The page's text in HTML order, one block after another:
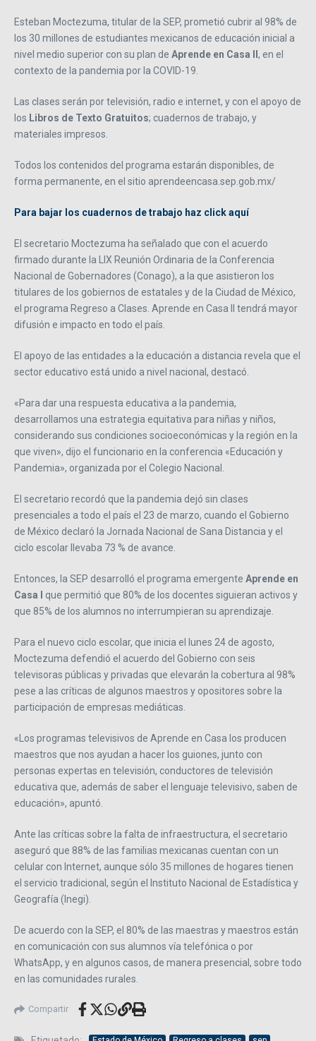
Esteban Moctezuma, titular de la SEP, prometió cubrir al 98% de
los 30 millones de estudiantes mexicanos de educación inicial a
nivel medio superior con su plan de Aprende en Casa II , en el
contexto de la pandemia por la COVID-19.
Las clases serán por televisión, radio e internet, y con el apoyo de
los Libros de Texto Gratuitos; cuadernos de trabajo, y
materiales impresos.
Todos los contenidos del programa estarán disponibles, de
forma permanente, en el sitio aprendeencasa.sep.gob.mx/
Para bajar los cuadernos de trabajo haz click aquí
El secretario Moctezuma ha señalado que con el acuerdo
firmado durante la LIX Reunión Ordinaria de la Conferencia
Nacional de Gobernadores (Conago), a la que asistieron los
titulares de los gobiernos de estatales y de la Ciudad de México,
el programa Regreso a Clases. Aprende en Casa II tendrá mayor
difusión e impacto en todo el país.
El apoyo de las entidades a la educación a distancia revela que el
sector educativo está unido a nivel nacional, destacó.
«Para dar una respuesta educativa a la pandemia,
desarrollamos una estrategia equitativa para niñas y niños,
considerando sus condiciones socioeconómicas y la región en la
que viven», dijo el funcionario en la conferencia «Educación y
Pandemia», organizada por el Colegio Nacional.
El secretario recordó que la pandemia dejó sin clases
presenciales a todo el país el 23 de marzo, cuando el Gobierno
de México declaró la Jornada Nacional de Sana Distancia y el
ciclo escolar llevaba 73 % de avance.
Entonces, la SEP desarrolló el programa emergente Aprende en
Casa I
que permitió que 80% de los docentes siguieran activos y
que 85% de los alumnos no interrumpieran su aprendizaje.
Para el nuevo ciclo escolar, que inicia el lunes 24 de agosto,
Moctezuma defendió el acuerdo del Gobierno con seis
televisoras públicas y privadas que elevarán la cobertura al 98%
pese a las críticas de algunos maestros y opositores sobre la
participación de empresas mediáticas.
«Los programas televisivos de Aprende en Casa los producen
maestros que nos ayudan a hacer los guiones, junto con
personas expertas en televisión, conductores de televisión
educativa que, además de saber el lenguaje televisivo, saben de
educación», apuntó.
Ante las críticas sobre la falta de infraestructura, el secretario
aseguró que 88% de las familias mexicanas cuentan con un
celular con Internet, aunque sólo 35 millones de hogares tienen
el servicio tradicional, según el Instituto Nacional de Estadística y
Geografía (Inegi).
De acuerdo con la SEP, el 80% de las maestras y maestros están
en comunicación con sus alumnos vía telefónica o por
WhatsApp, y en algunos casos, de manera presencial, sobre todo
en las comunidades rurales.
Compartir